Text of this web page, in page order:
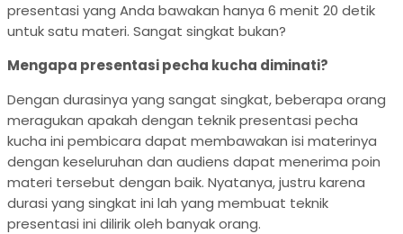
presentasi yang Anda bawakan hanya 6 menit 20 detik
untuk satu materi. Sangat singkat bukan?
Mengapa presentasi pecha kucha diminati?
Dengan durasinya yang sangat singkat, beberapa orang
meragukan apakah dengan teknik presentasi pecha
kucha ini pembicara dapat membawakan isi materinya
dengan keseluruhan dan audiens dapat menerima poin
materi tersebut dengan baik. Nyatanya, justru karena
durasi yang singkat ini lah yang membuat teknik
presentasi ini dilirik oleh banyak orang.